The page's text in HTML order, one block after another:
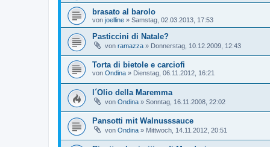
brasato al barolo
von joelline » Samstag, 02.03.2013, 17:53
Pasticcini di Natale?
von ramazza » Donnerstag, 10.12.2009, 12:43
Torta di bietole e carciofi
von Ondina » Dienstag, 06.11.2012, 16:21
l´Olio della Maremma
von Ondina » Sonntag, 16.11.2008, 22:02
Pansotti mit Walnusssauce
von Ondina » Mittwoch, 14.11.2012, 20:51